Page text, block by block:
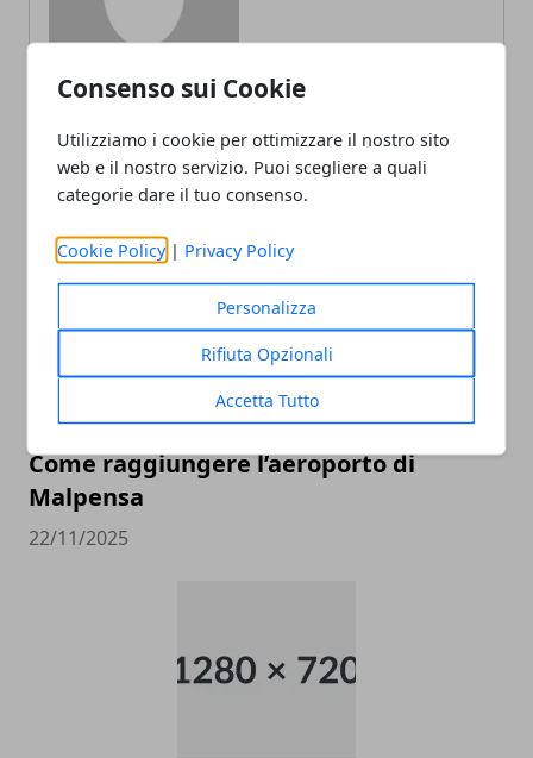
Consenso sui Cookie
Utilizziamo i cookie per ottimizzare il nostro sito
web e il nostro servizio. Puoi scegliere a quali
categorie dare il tuo consenso.
Cookie Policy | Privacy Policy
Personalizza
Rifiuta Opzionali
Accetta Tutto
ARTICOLI CORRELATI
Come raggiungere l’aeroporto di
Malpensa
22/11/2025